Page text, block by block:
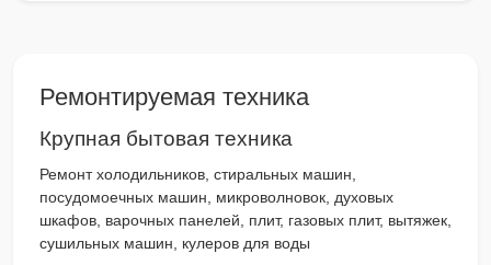
Ремонтируемая техника
Крупная бытовая техника
Ремонт холодильников, стиральных машин,
посудомоечных машин, микроволновок, духовых
шкафов, варочных панелей, плит, газовых плит, вытяжек,
сушильных машин, кулеров для воды